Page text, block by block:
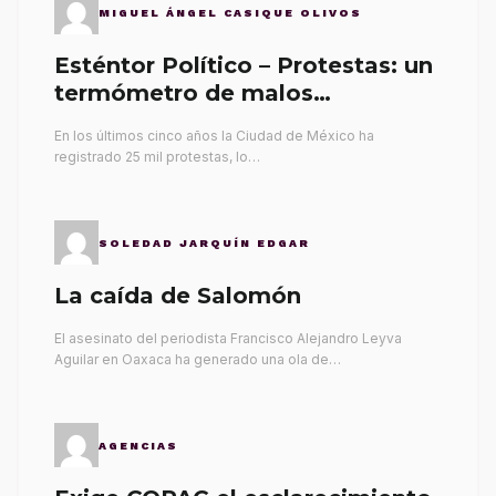
MIGUEL ÁNGEL CASIQUE OLIVOS
Esténtor Político – Protestas: un
termómetro de malos
En los últimos cinco años la Ciudad de México ha
registrado 25 mil protestas, lo…
SOLEDAD JARQUÍN EDGAR
La caída de Salomón
El asesinato del periodista Francisco Alejandro Leyva
Aguilar en Oaxaca ha generado una ola de…
AGENCIAS